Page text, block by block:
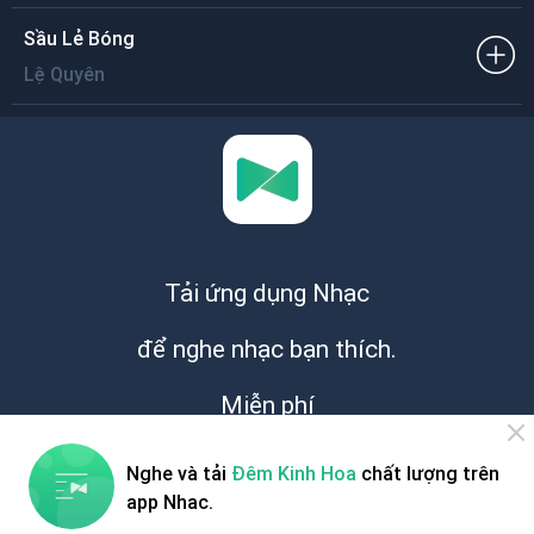
Sầu Lẻ Bóng
Lệ Quyên
Tải ứng dụng Nhạc
để nghe nhạc bạn thích.
Miễn phí
Nghe và tải Đêm Kinh Hoa chất lượng trên
app Nhac.